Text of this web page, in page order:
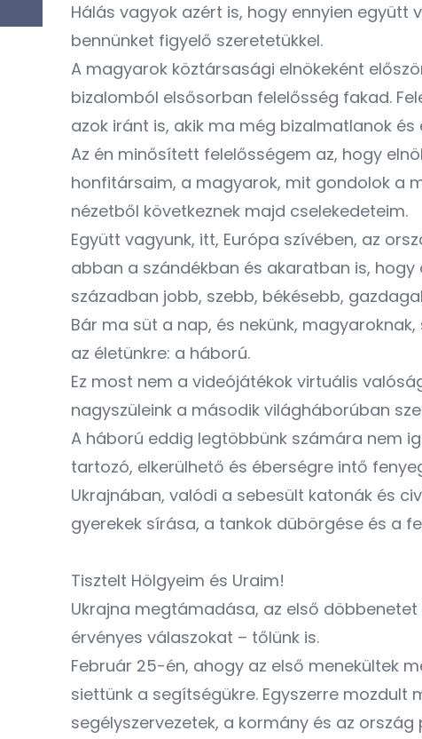
Hálás vagyok azért is, hogy ennyien együtt
bennünket figyelő szeretetükkel.
A magyarok köztársasági elnökeként
bizalomból elsősorban felelősség fakad.
azok iránt is, akik ma még bizalmatlanok és
Az én minősített felelősségem az, hogy
honfitársaim, a magyarok, mit gondolok a
nézetből következnek majd cselekedeteim.
Együtt vagyunk, itt, Európa szívében, az
abban a szándékban és akaratban is, hogy
században jobb, szebb, békésebb,
Bár ma süt a nap, és nekünk,
az életünkre: a háború.
Ez most nem a videójátékok virtuális
nagyszüleink a második világháborúban
A háború eddig legtöbbünk számára nem
tartozó, elkerülhető és éberségre intő
Ukrajnában, valódi a sebesült katonák és
gyerekek sírása, a tankok dübörgése és a
Tisztelt Hölgyeim és Uraim!
Ukrajna megtámadása, az első
érvényes válaszokat – tőlünk is.
Február 25-én, ahogy az első menekültek
siettünk a segítségükre. Egyszerre mozdult
segélyszervezetek, a kormány és az